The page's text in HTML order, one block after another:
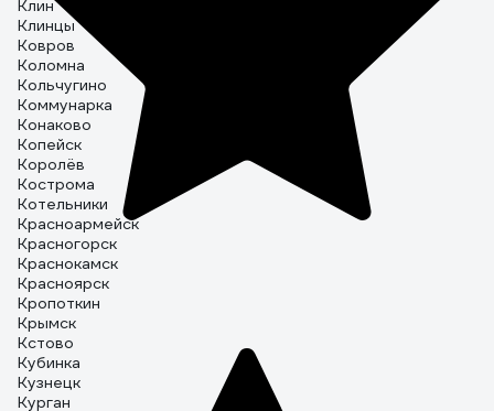
Клин
Клинцы
Ковров
Коломна
Кольчугино
Коммунарка
Конаково
Копейск
Королёв
Кострома
Котельники
Красноармейск
Красногорск
Краснокамск
Красноярск
Кропоткин
Крымск
Кстово
Кубинка
Кузнецк
Курган